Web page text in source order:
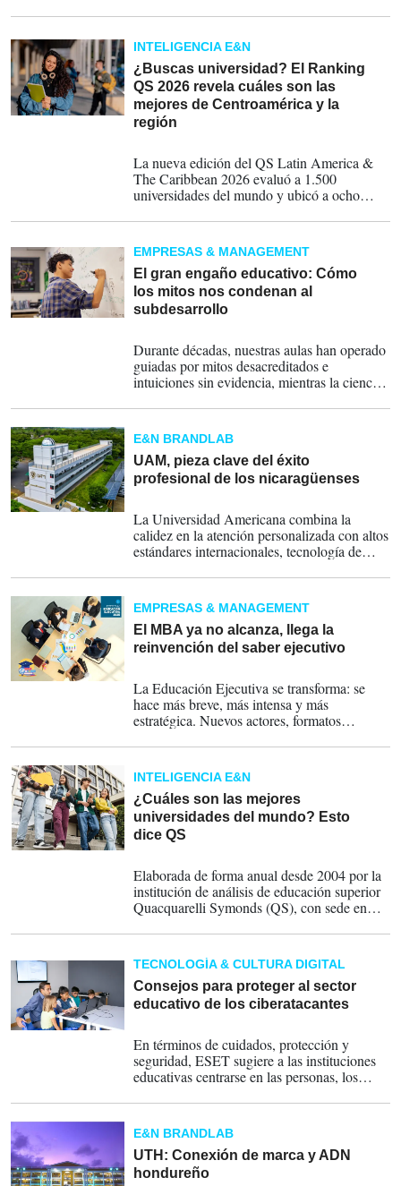
INTELIGENCIA E&N
¿Buscas universidad? El Ranking
QS 2026 revela cuáles son las
mejores de Centroamérica y la
región
La nueva edición del QS Latin America &
The Caribbean 2026 evaluó a 1.500
universidades del mundo y ubicó a ocho
mapa global de excelencia. Te explicamos
cómo funciona este ranking académico, qué
mide y qué centros de estudio destacan si
estás buscando dónde iniciar tu formación
universitaria.
EMPRESAS & MANAGEMENT
El gran engaño educativo: Cómo
los mitos nos condenan al
subdesarrollo
Durante décadas, nuestras aulas han operado
guiadas por mitos desacreditados e
intuiciones sin evidencia, mientras la ciencia
brecha entre lo que se enseña y cómo
realmente aprendemos está profundizando la
crisis educativa y perpetuando el
subdesarrollo en la región.
E&N BRANDLAB
UAM, pieza clave del éxito
profesional de los nicaragüenses
La Universidad Americana combina la
calidez en la atención personalizada con altos
estándares internacionales, tecnología de
liderazgo, sostenibilidad y formación integral
en sus estudiantes.
EMPRESAS & MANAGEMENT
El MBA ya no alcanza, llega la
reinvención del saber ejecutivo
La Educación Ejecutiva se transforma: se
hace más breve, más intensa y más
estratégica. Nuevos actores, formatos
impulsan una revolución formativa. En este
artículo encontrarás dónde obtener
Educación Ejecutiva en Centroamérica.
INTELIGENCIA E&N
¿Cuáles son las mejores
universidades del mundo? Esto
dice QS
Elaborada de forma anual desde 2004 por la
institución de análisis de educación superior
Quacquarelli Symonds (QS), con sede en
instituciones de 106 países y territorios bajo
criterios como investigación, empleabilidad,
compromiso mundial, experiencia de
aprendizaje o sostenibilidad.
TECNOLOGÍA & CULTURA DIGITAL
Consejos para proteger al sector
educativo de los ciberatacantes
En términos de cuidados, protección y
seguridad, ESET sugiere a las instituciones
educativas centrarse en las personas, los
riesgo cibernético.
E&N BRANDLAB
UTH: Conexión de marca y ADN
hondureño